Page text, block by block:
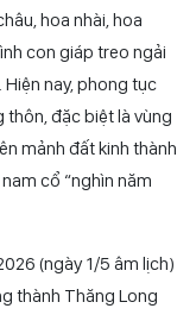
hoa nhài, hoa
con giáp treo ngải
nay, phong tục
thôn, đặc biệt là vùng
mảnh đất kinh thành
cổ “nghìn năm
(ngày 1/5 âm lịch)
thành Thăng Long